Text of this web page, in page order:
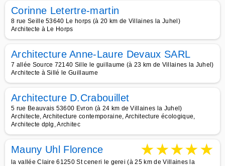
Corinne Letertre-martin
8 rue Seille 53640 Le horps (à 20 km de Villaines la Juhel)
Architecte à Le Horps
Architecture Anne-Laure Devaux SARL
7 allée Source 72140 Sille le guillaume (à 23 km de Villaines la Juhel)
Architecte à Sillé le Guillaume
Architecture D.Crabouillet
5 rue Beauvais 53600 Evron (à 24 km de Villaines la Juhel)
Architecte, Architecture contemporaine, Architecture écologique,
Architecte dplg, Architec
Mauny Uhl Florence ★★★★★
la vallée Claire 61250 St ceneri le gerei (à 25 km de Villaines la